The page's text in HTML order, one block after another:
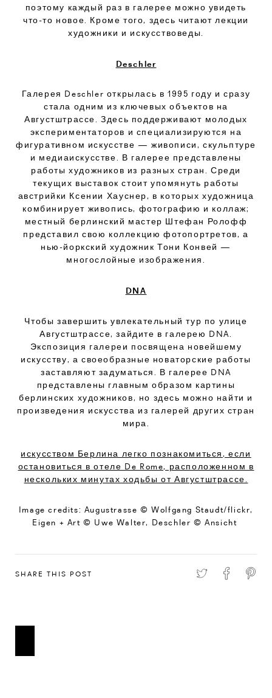
поэтому каждый раз в галерее можно увидеть
что-то новое. Кроме того, здесь читают лекции
художники и искусствоведы.
Deschler
Галерея Deschler открылась в 1995 году и сразу
стала одним из ключевых объектов на
Августштрассе. Здесь поддерживают молодых
экспериментаторов и специализируются на
фигуративном искусстве — живописи, скульптуре
и медиаискусстве. В галерее представлены
работы художников из разных стран. Среди
текущих выставок стоит упомянуть работы
австрийки Ксении Хауснер, в которых художница
комбинирует живопись, фотографию и коллаж;
местный берлинский мастер Штефан Ролофф
представил свою коллекцию фотопортретов, а
нью-йоркский художник Тони Конвей —
многослойные изображения.
DNA
Чтобы завершить увлекательный тур по улице
Августштрассе, зайдите в галерею DNA.
Экспозиция галереи посвящена новейшему
искусству, а своеобразные новаторские работы
заставляют задуматься. В галерее DNA
представлены главным образом картины
берлинских художников, но здесь можно найти и
произведения искусства из галерей других стран
мира.
искусством Берлина легко познакомиться, если
остановиться в отеле De Rome, расположенном в
нескольких минутах ходьбы от Августштрассе.
Image credits: Augustrasse © Wolfgang Staudt/flickr,
Eigen + Art © Uwe Walter, Deschler © Ansicht
SHARE THIS POST